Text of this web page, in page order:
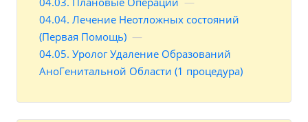
04.04. Лечение Неотложных состояний
(Первая Помощь) —
04.05. Уролог Удаление Образований
АноГенитальной Области (1 процедура)